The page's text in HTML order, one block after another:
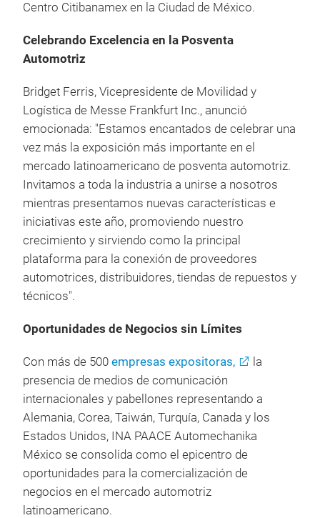
Centro Citibanamex en la Ciudad de México.
Celebrando Excelencia en la Posventa
Automotriz
Bridget Ferris, Vicepresidente de Movilidad y
Logística de Messe Frankfurt Inc., anunció
emocionada: "Estamos encantados de celebrar una
vez más la exposición más importante en el
mercado latinoamericano de posventa automotriz.
Invitamos a toda la industria a unirse a nosotros
mientras presentamos nuevas características e
iniciativas este año, promoviendo nuestro
crecimiento y sirviendo como la principal
plataforma para la conexión de proveedores
automotrices, distribuidores, tiendas de repuestos y
técnicos".
Oportunidades de Negocios sin Límites
Con más de 500 empresas expositoras,
la
presencia de medios de comunicación
internacionales y pabellones representando a
Alemania, Corea, Taiwán, Turquía, Canada y los
Estados Unidos, INA PAACE Automechanika
México se consolida como el epicentro de
oportunidades para la comercialización de
negocios en el mercado automotriz
latinoamericano.